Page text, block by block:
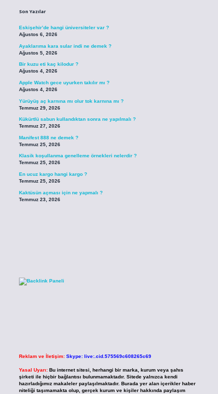
Son Yazılar
Eskişehir’de hangi üniversiteler var ?
Ağustos 6, 2026
Ayaklarıma kara sular indi ne demek ?
Ağustos 5, 2026
Bir kuzu eti kaç kilodur ?
Ağustos 4, 2026
Apple Watch gece uyurken takılır mı ?
Ağustos 4, 2026
Yürüyüş aç karnına mı olur tok karnına mı ?
Temmuz 29, 2026
Kükürtlü sabun kullandıktan sonra ne yapılmalı ?
Temmuz 27, 2026
Manifest 888 ne demek ?
Temmuz 25, 2026
Klasik koşullanma genelleme örnekleri nelerdir ?
Temmuz 25, 2026
En ucuz kargo hangi kargo ?
Temmuz 25, 2026
Kaktüsün açması için ne yapmalı ?
Temmuz 23, 2026
Reklam ve İletişim: Skype: live:.cid.575569c608265c69
Yasal Uyarı: Bu internet sitesi, herhangi bir marka, kurum veya şahıs
şirketi ile hiçbir bağlantısı bulunmamaktadır. Sitede yalnızca kendi
hazırladığımız makaleler paylaşılmaktadır. Burada yer alan içerikler haber
niteliği taşımamakta olup, gerçek kurum ve kişiler hakkında paylaşım